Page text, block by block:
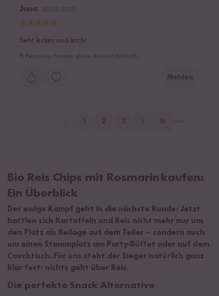
Jana
Seht lecker und leicht
Melden
1 2 3
Bio Reis Chips mit Rosmarin kaufen:
Ein Überblick
Der ewige Kampf geht in die nächste Runde: Jetzt
battlen sich Kartoffeln und Reis nicht mehr nur um
den Platz als Beilage auf dem Teller – sondern auch
um einen Stammplatz am Party-Büffet oder auf dem
Couchtisch. Für uns steht der Sieger natürlich ganz
klar fest: nichts geht über Reis.
Die perfekte Snack Alternative